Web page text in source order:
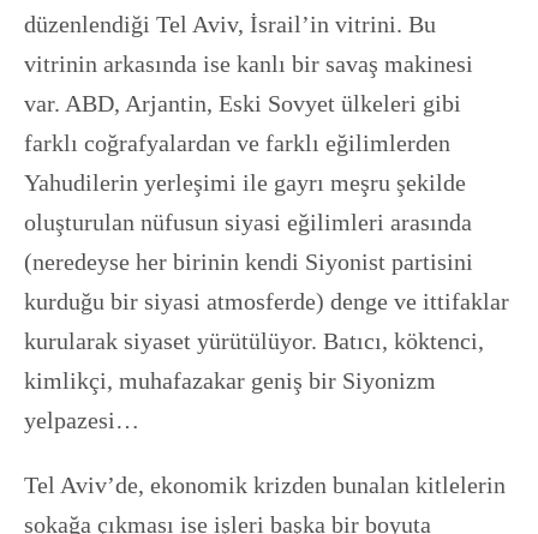
düzenlendiği Tel Aviv, İsrail’in vitrini. Bu
vitrinin arkasında ise kanlı bir savaş makinesi
var. ABD, Arjantin, Eski Sovyet ülkeleri gibi
farklı coğrafyalardan ve farklı eğilimlerden
Yahudilerin yerleşimi ile gayrı meşru şekilde
oluşturulan nüfusun siyasi eğilimleri arasında
(neredeyse her birinin kendi Siyonist partisini
kurduğu bir siyasi atmosferde) denge ve ittifaklar
kurularak siyaset yürütülüyor. Batıcı, köktenci,
kimlikçi, muhafazakar geniş bir Siyonizm
yelpazesi…
Tel Aviv’de, ekonomik krizden bunalan kitlelerin
sokağa çıkması ise işleri başka bir boyuta